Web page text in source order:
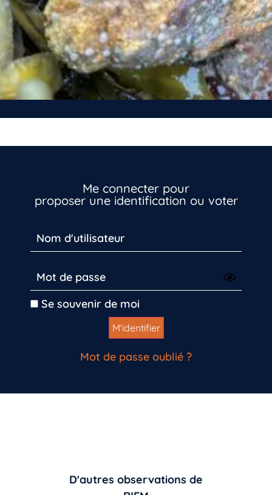
Me connecter pour
proposer une identification ou voter
Se souvenir de moi
Mot de passe oublié ?
D'autres observations de